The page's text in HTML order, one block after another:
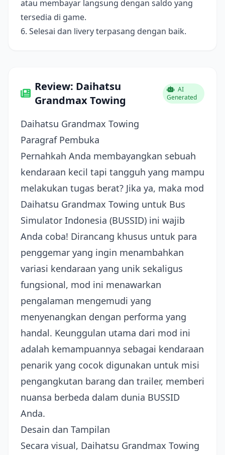
atau membayar langsung dengan saldo yang
tersedia di game.
6. Selesai dan livery terpasang dengan baik.
Review: Daihatsu
Grandmax Towing
AI
Generated
Daihatsu Grandmax Towing
Paragraf Pembuka
Pernahkah Anda membayangkan sebuah
kendaraan kecil tapi tangguh yang mampu
melakukan tugas berat? Jika ya, maka mod
Daihatsu Grandmax Towing untuk Bus
Simulator Indonesia (BUSSID) ini wajib
Anda coba! Dirancang khusus untuk para
penggemar yang ingin menambahkan
variasi kendaraan yang unik sekaligus
fungsional, mod ini menawarkan
pengalaman mengemudi yang
menyenangkan dengan performa yang
handal. Keunggulan utama dari mod ini
adalah kemampuannya sebagai kendaraan
penarik yang cocok digunakan untuk misi
pengangkutan barang dan trailer, memberi
nuansa berbeda dalam dunia BUSSID
Anda.
Desain dan Tampilan
Secara visual, Daihatsu Grandmax Towing